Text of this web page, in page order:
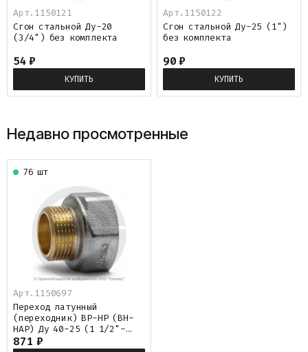
Арт.1150121
Сгон стальной Ду-20
(3/4") без комплекта
54 ₽
КУПИТЬ
Арт.1150122
Сгон стальной Ду-25 (1")
без комплекта
90 ₽
КУПИТЬ
Недавно просмотренные
Арт. 1150697
76 шт
Переход латунный
(переходник) ВР-НР (ВН-
НАР) Ду 40-25 (1 1/2"-
1") никель Aquasfera
871 ₽